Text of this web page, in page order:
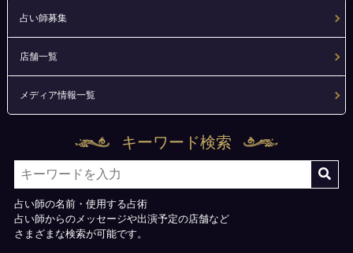
占い師募集
店舗一覧
メディア情報一覧
キーワード検索
占い師の名前・使用する占術
占い師からのメッセージや出演予定の店舗など
さまざまな検索が可能です。